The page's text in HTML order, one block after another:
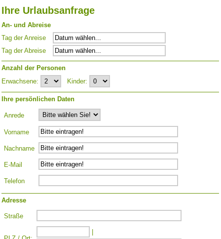
Ihre Urlaubsanfrage
An- und Abreise
Tag der Anreise
Tag der Abreise
Anzahl der Personen
Erwachsene:
Kinder:
Ihre persönlichen Daten
Anrede
Vorname
Nachname
E-Mail
Telefon
Adresse
Straße